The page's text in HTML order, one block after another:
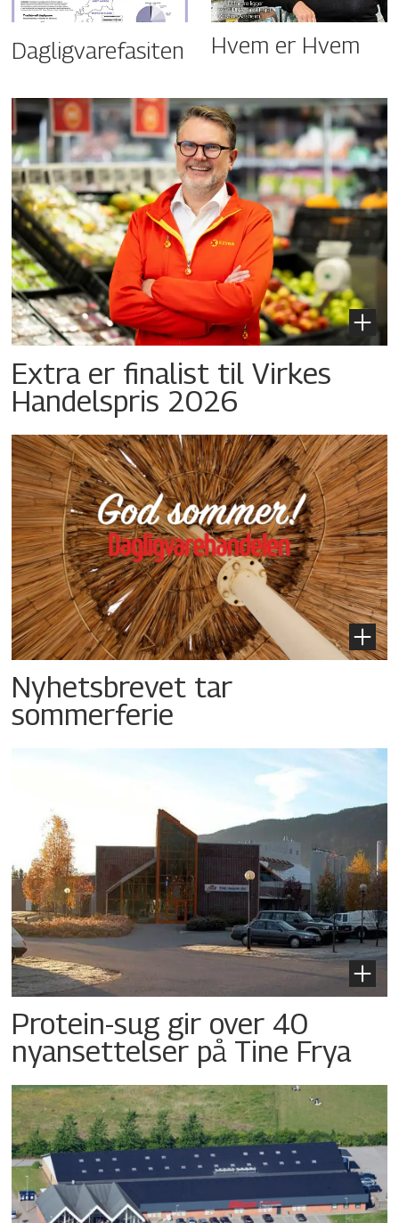
Dagligvarefasiten Hvem er Hvem
Extra er finalist til Virkes
Handelspris 2026
Nyhetsbrevet tar
sommerferie
Protein-sug gir over 40
nyansettelser på Tine Frya